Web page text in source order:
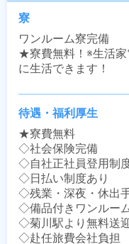
寮
ワンルーム寮完備
★寮費無料！※生活家
に生活できます！
待遇・福利厚生
★寮費無料
◇社会保険完備
◇自社正社員登用制
◇日払い制度あり
◇残業・深夜・休出
◇備品付きワンルー
◇菊川駅より無料送
◇赴任旅費会社負担